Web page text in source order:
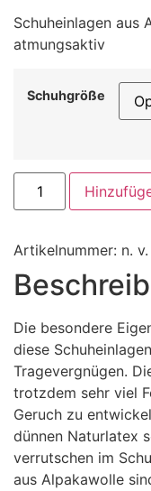
Schuheinlagen aus
atmungsaktiv
Schuhgröße
Schuheinlagen
Alpaka-
Artikelnummer: n. v.
Die besondere
diese
Tragevergnügen.
trotzdem sehr viel
Geruch zu
dünnen Naturlatex
verrutschen im
aus Alpakawolle